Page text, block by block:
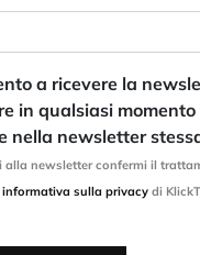
dalla “A alla Z”. Per
più importanti, le
- e anche questi sono
già filmato molto,
tempo per elaborare il
a ricevere la
in qualsiasi
nella newsletter
alla newsletter confermi il
informativa sulla privacy di